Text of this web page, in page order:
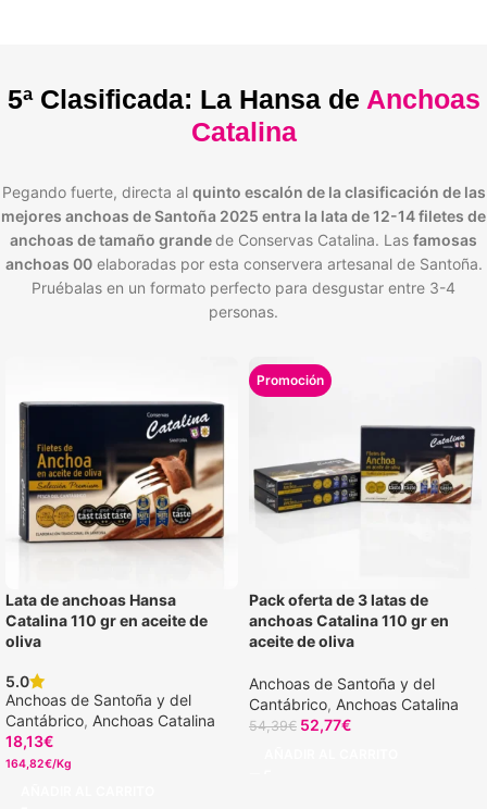
5ª Clasificada: La Hansa de Anchoas
Catalina
Pegando fuerte, directa al quinto escalón de la clasificación de las
mejores anchoas de Santoña 2025 entra la lata de 12-14 filetes de
anchoas de tamaño grandede Conservas Catalina. Las famosas
anchoas 00elaboradas por esta conservera artesanal de Santoña.
Pruébalas en un formato perfecto para desgustar entre 3-4
personas.
Lata de anchoas Hansa
Catalina 110 gr en aceite de
oliva
5.0
Anchoas de Santoña y del
Cantábrico, Anchoas Catalina
18,13€
164,82€/Kg
Pack oferta de 3 latas de
anchoas Catalina 110 gr en
aceite de oliva
Anchoas de Santoña y del
Cantábrico, Anchoas Catalina
54,39€ 52,77€